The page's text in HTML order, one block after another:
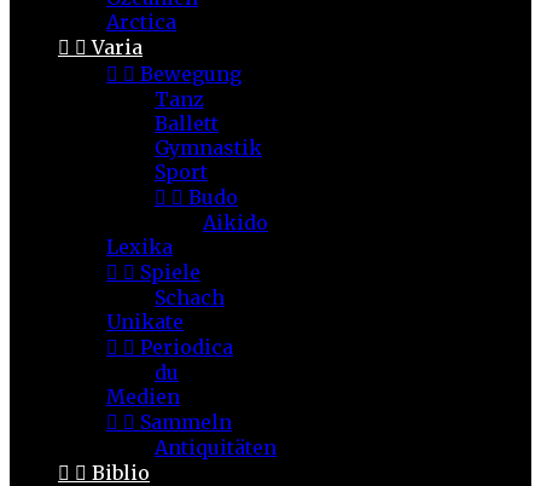
Arctica
  Varia
  Bewegung
Tanz
Ballett
Gymnastik
Sport
  Budo
Aikido
Lexika
  Spiele
Schach
Unikate
  Periodica
du
Medien
  Sammeln
Antiquitäten
  Biblio